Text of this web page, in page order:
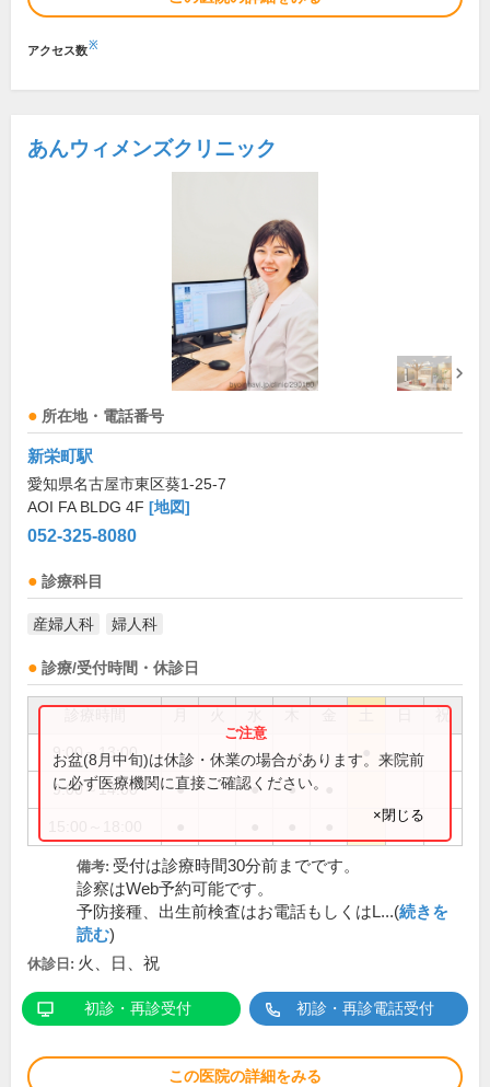
アクセス数※
あんウィメンズクリニック
所在地・電話番号
新栄町駅
愛知県名古屋市東区葵1-25-7
AOI FA BLDG 4F [地図]
052-325-8080
診療科目
産婦人科 婦人科
診療/受付時間・休診日
祝
9:00～13:00
9:00～14:00 ● ● ●
お盆(8月中旬)は休診・休業の場合があります。来院前
に必ず医療機関に直接ご確認ください。
×閉じる
備考: 受付は診療時間30分前までです。
診察はWeb予約可能です。
予防接種、出生前検査はお電話もしくはL...(続きを
読む)
休診日: 火、日、祝
初診・再診受付 初診・再診電話受付
この医院の詳細をみる